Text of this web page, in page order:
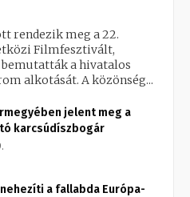
rendezik meg a 22.
Filmfesztivált,
a hivatalos
alkotását. A közönség...
jelent meg a
karcsúdíszbogár
a fallabda Európa-